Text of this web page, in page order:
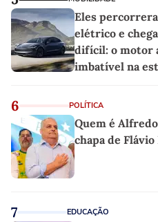
Eles
elétrico e
difícil: o motor
imbatível na
6 POLÍTICA
Quem é
chapa de
7 EDUCAÇÃO